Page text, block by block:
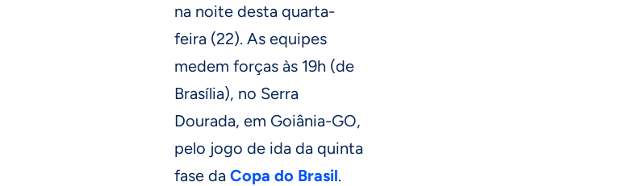
na noite desta quarta-
feira (22). As equipes
medem forças às 19h (de
Brasília), no Serra
Dourada, em Goiânia-GO,
pelo jogo de ida da quinta
fase da Copa do Brasil.